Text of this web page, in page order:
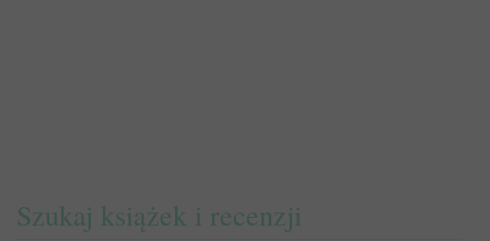
Szukaj książek i recenzji